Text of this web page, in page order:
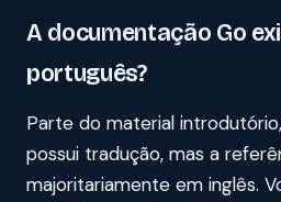
A documentação Go
português?
Parte do material
possui tradução, mas a
majoritariamente em inglês.